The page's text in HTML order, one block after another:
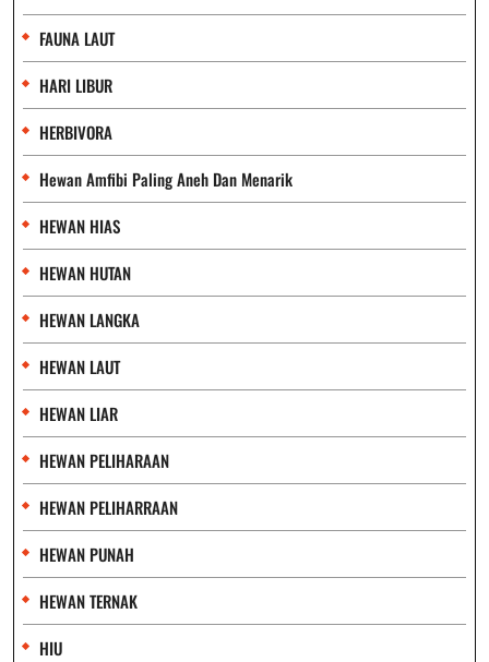
FAUNA LAUT
HARI LIBUR
HERBIVORA
Hewan Amfibi Paling Aneh Dan Menarik
HEWAN HIAS
HEWAN HUTAN
HEWAN LANGKA
HEWAN LAUT
HEWAN LIAR
HEWAN PELIHARAAN
HEWAN PELIHARRAAN
HEWAN PUNAH
HEWAN TERNAK
HIU